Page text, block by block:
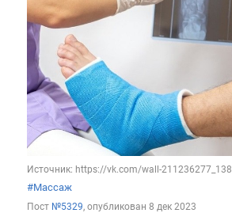
Источник: https://vk.com/wall-211236277_138
#Массаж
Пост №5329, опубликован 8 дек 2023